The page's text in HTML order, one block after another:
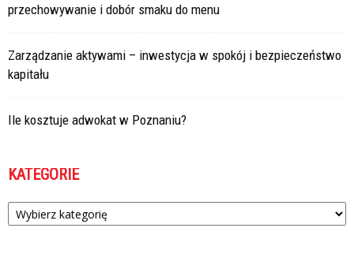
przechowywanie i dobór smaku do menu
Zarządzanie aktywami – inwestycja w spokój i bezpieczeństwo
kapitału
Ile kosztuje adwokat w Poznaniu?
KATEGORIE
Kategorie